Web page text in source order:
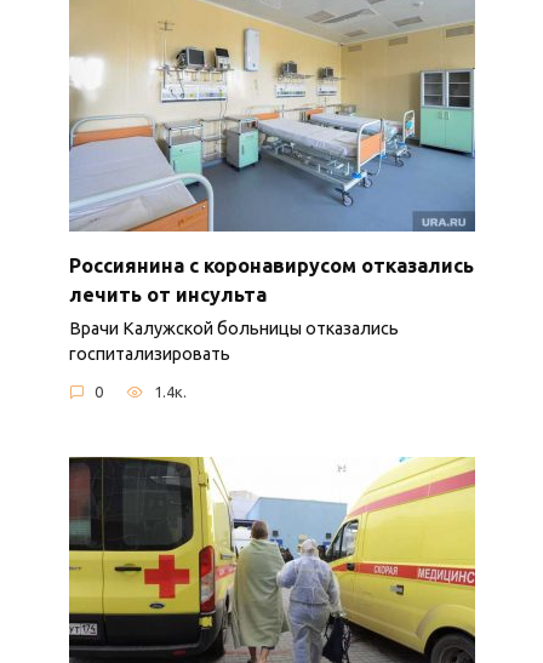
Россиянина с коронавирусом отказались
лечить от инсульта
Врачи Калужской больницы отказались
госпитализировать
0 1.4к.